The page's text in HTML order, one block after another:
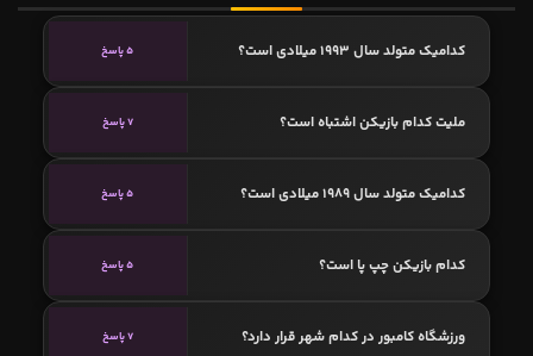
کدامیک متولد سال 1993 میلادی است؟ 5 پاسخ
ملیت کدام بازیکن اشتباه است؟ 7 پاسخ
کدامیک متولد سال 1989 میلادی است؟ 5 پاسخ
کدام بازیکن چپ پا است؟ 5 پاسخ
ورزشگاه کامبور در کدام شهر قرار دارد؟ 7 پاسخ